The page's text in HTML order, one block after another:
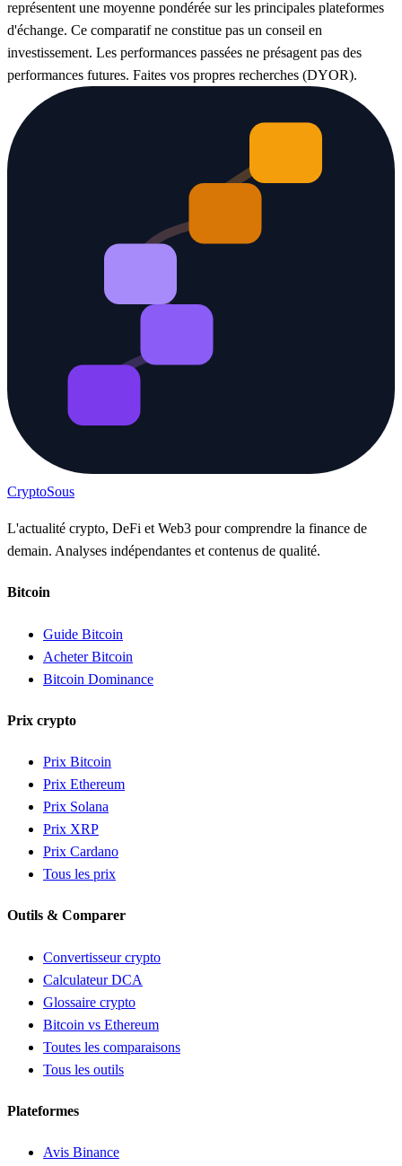
représentent une moyenne pondérée sur les principales plateformes
d'échange. Ce comparatif ne constitue pas un conseil en
investissement. Les performances passées ne présagent pas des
performances futures. Faites vos propres recherches (DYOR).
CryptoSous
L'actualité crypto, DeFi et Web3 pour comprendre la finance de
demain. Analyses indépendantes et contenus de qualité.
Bitcoin
Guide Bitcoin
Acheter Bitcoin
Bitcoin Dominance
Prix crypto
Prix Bitcoin
Prix Ethereum
Prix Solana
Prix XRP
Prix Cardano
Tous les prix
Outils & Comparer
Convertisseur crypto
Calculateur DCA
Glossaire crypto
Bitcoin vs Ethereum
Toutes les comparaisons
Tous les outils
Plateformes
Avis Binance